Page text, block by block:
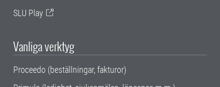
SLU Play
Vanliga verktyg
Proceedo (beställningar, fakturor)